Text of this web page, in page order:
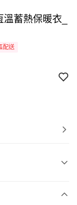
蓄熱保暖衣_
配送